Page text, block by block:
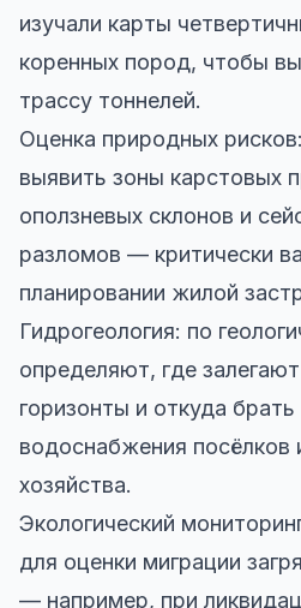
изучали карты
коренных пород, чтобы
трассу тоннелей.
Оценка природных
выявить зоны карстовых
оползневых склонов и
разломов — критически
планировании жилой
Гидрогеология: по
определяют, где
горизонты и откуда
водоснабжения посёлков
хозяйства.
Экологический
для оценки миграции
— например, при